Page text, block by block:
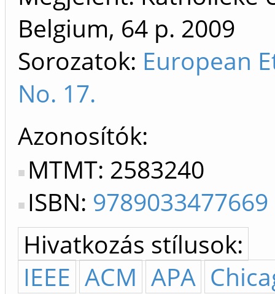
Belgium, 64 p. 2009
Sorozatok: European
No. 17.
Azonosítók
MTMT: 2583240
ISBN: 9789033477669
Hivatkozás stílusok:
IEEE ACM APA